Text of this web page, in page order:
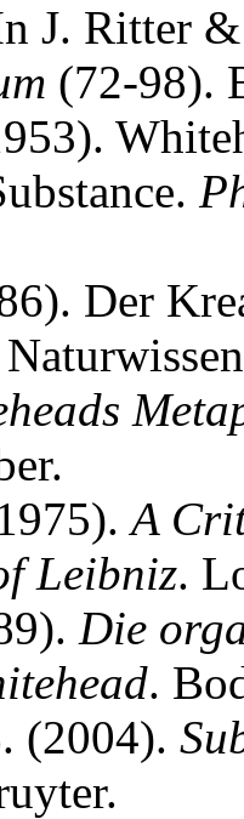
J. Ritter
(72-98).
Der
A
Leibniz.
Die
.
(2004).